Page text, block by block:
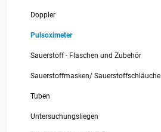
Doppler
Pulsoximeter
Sauerstoff - Flaschen und Zubehör
Sauerstoffmasken/ Sauerstoffschläuche
Tuben
Untersuchungsliegen